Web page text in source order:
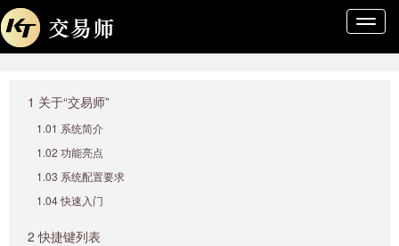
导
1 关于“交易师”
1.01 系统简介
1.02 功能亮点
1.03 系统配置要求
1.04 快速入门
2 快捷键列表